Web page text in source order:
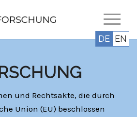
und Rechtsakte, die durch
Union (EU) beschlossen
DE EN